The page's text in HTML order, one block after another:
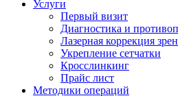
Услуги
Первый визит
Диагностика и
Лазерная коррекция
Укрепление сетчатки
Кросслинкинг
Прайс лист
Методики операций